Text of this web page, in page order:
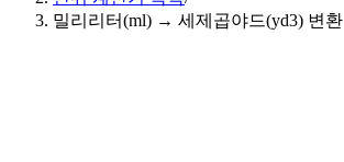
밀리리터(ml) → 세제곱야드(yd3) 변환